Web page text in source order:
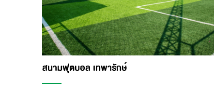
สนามฟุตบอล เทพารักษ์